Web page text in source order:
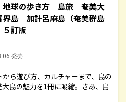
球の歩き方 島旅 奄美大
島 加計呂麻島（奄美群島
訂版
発売
ら遊び方、カルチャーまで、島の
島の魅力を1冊に凝縮。さあ、島